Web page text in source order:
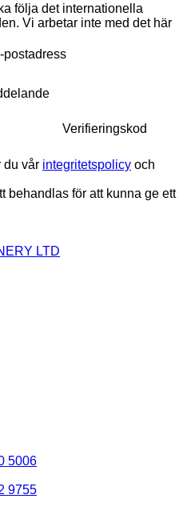
följa det internationella
Vi arbetar inte med det här
postadress
Verifieringskod
du vår integritetspolicy och
behandlas för att kunna ge ett
LTD
5006
9755